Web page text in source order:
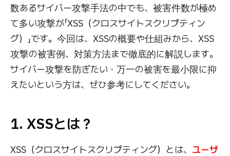
数あるサイバー攻撃手法の中でも、被害件数が極め
て多い攻撃が「XSS（クロスサイトスクリプティン
グ）」です。今回は、XSSの概要や仕組みから、XSS
攻撃の被害例、対策方法まで徹底的に解説します。
サイバー攻撃を防ぎたい・万一の被害を最小限に抑
えたいという方は、ぜひ参考にしてください。
1. XSSとは？
XSS（クロスサイトスクリプティング）とは、 ユーザ